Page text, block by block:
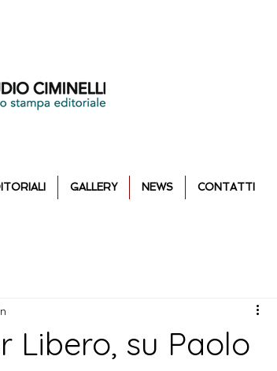
GALLERY NEWS CONTATTI
Libero, su Paolo